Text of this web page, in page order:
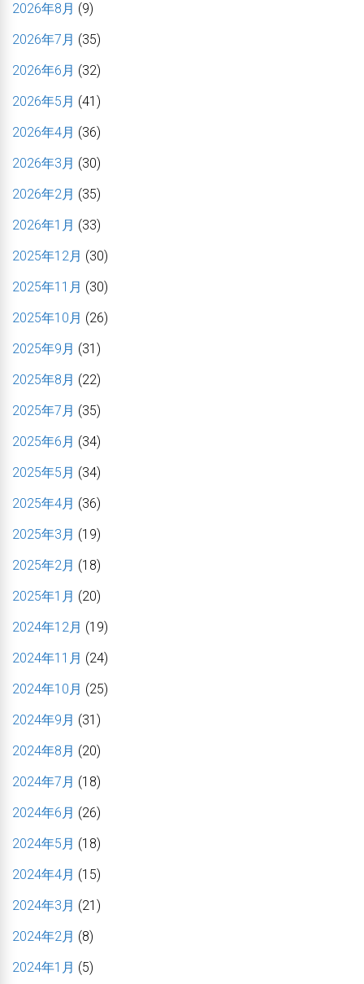
2026年8月 (9)
2026年7月 (35)
2026年6月 (32)
2026年5月 (41)
2026年4月 (36)
2026年3月 (30)
2026年2月 (35)
2026年1月 (33)
2025年12月 (30)
2025年11月 (30)
2025年10月 (26)
2025年9月 (31)
2025年8月 (22)
2025年7月 (35)
2025年6月 (34)
2025年5月 (34)
2025年4月 (36)
2025年3月 (19)
2025年2月 (18)
2025年1月 (20)
2024年12月 (19)
2024年11月 (24)
2024年10月 (25)
2024年9月 (31)
2024年8月 (20)
2024年7月 (18)
2024年6月 (26)
2024年5月 (18)
2024年4月 (15)
2024年3月 (21)
2024年2月 (8)
2024年1月 (5)